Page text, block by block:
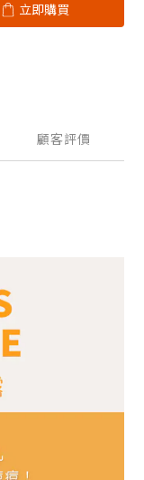
立即購買
顧客評價